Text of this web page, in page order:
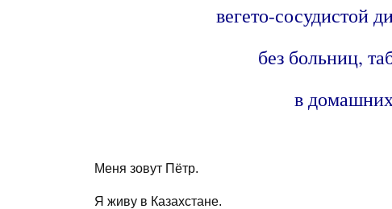
вегето-сосудистой
без больниц,
в
Меня зовут Пётр.
Я живу в Казахстане.